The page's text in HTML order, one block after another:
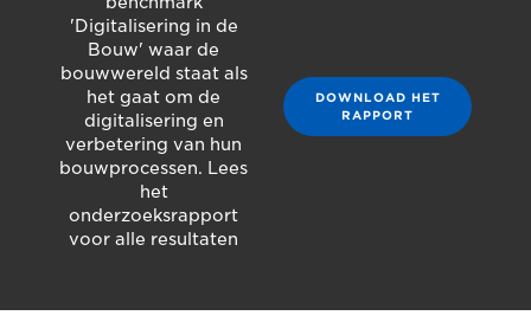
'Digitalisering in de
Bouw' waar de
bouwwereld staat als
het gaat om de
digitalisering en
verbetering van hun
bouwprocessen. Lees
het
onderzoeksrapport
voor alle resultaten
DOWNLOAD HET
RAPPORT